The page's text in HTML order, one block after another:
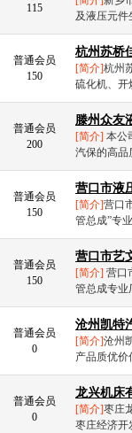
115
及液压元件
普通会员
150
杭州苏桥
[简介]杭州
硫化机、开
普通会员
200
滕州众友
[简介] 本公
汽保的高品
普通会员
150
营口市液
[简介]营口
管总成”专
普通会员
150
营口市艺
[简介] 营口
管总成专业
普通会员
0
沧州凯特
[简介]沧州
产品质优价
普通会员
0
龙兴机床
[简介]枣庄
枣庄经济开